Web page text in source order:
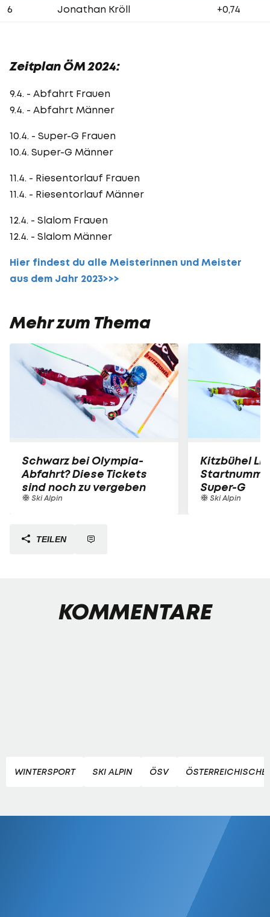
6 Jonathan Kröll +0,74
Zeitplan ÖM 2024:
9.4. - Abfahrt Frauen
9.4. - Abfahrt Männer
10.4. - Super-G Frauen
10.4. Super-G Männer
11.4. - Riesentorlauf Frauen
11.4. - Riesentorlauf Männer
12.4. - Slalom Frauen
12.4. - Slalom Männer
Hier findest du alle Meisterinnen und Meister
aus dem Jahr 2023>>>
Mehr zum Thema
Schwarz bei Olympia-
Abfahrt? Diese Tickets
sind noch zu vergeben
Ski Alpin
Kitzbühel
Super-G
Ski Alpin
TEILEN
KOMMENTARE
WINTERSPORT SKI ALPIN ÖSV